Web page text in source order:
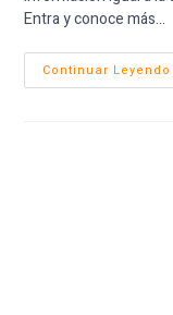
Entra y conoce más...
Continuar Leyendo